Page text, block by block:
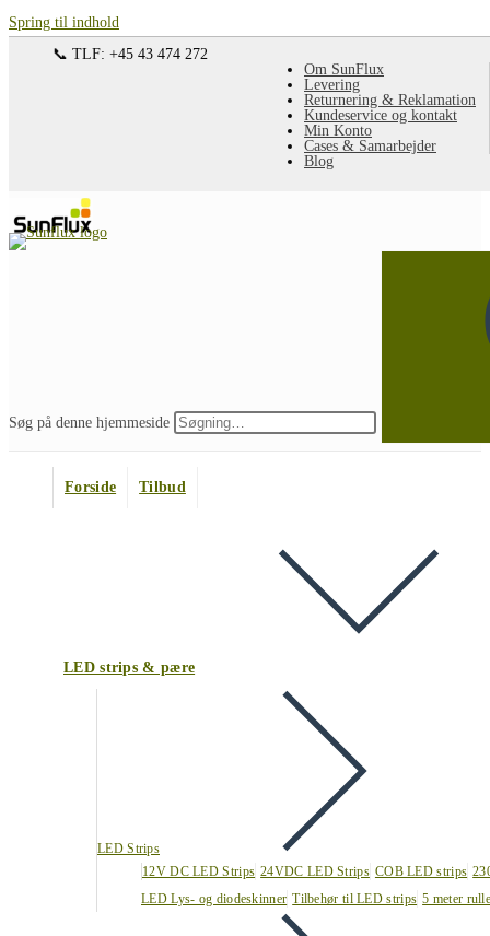
Spring til indhold
Om SunFlux
Levering
Returnering & Reklamation
Kundeservice og kontakt
Min Konto
Cases & Samarbejder
Blog
📞 TLF: +45 43 474 272
Søg på denne hjemmeside
Forside Tilbud
LED strips & pære
LED Strips
12V DC LED Strips 24VDC LED Strips COB LED strips
LED Lys- og diodeskinner Tilbehør til LED strips 5 meter